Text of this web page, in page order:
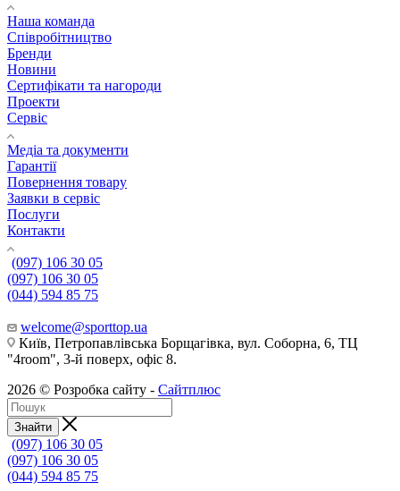
Наша команда
Співробітництво
Бренди
Новини
Сертифікати та нагороди
Проекти
Сервіс
Медіа та документи
Гарантії
Повернення товару
Заявки в сервіс
Послуги
Контакти
(097) 106 30 05
(097) 106 30 05
(044) 594 85 75
welcome@sporttop.ua
Київ, Петропавлівська Борщагівка, вул. Соборна, 6, ТЦ
"4room", 3-й поверх, офіс 8.
2026 © Розробка сайту - Сайтплюс
Знайти
(097) 106 30 05
(097) 106 30 05
(044) 594 85 75